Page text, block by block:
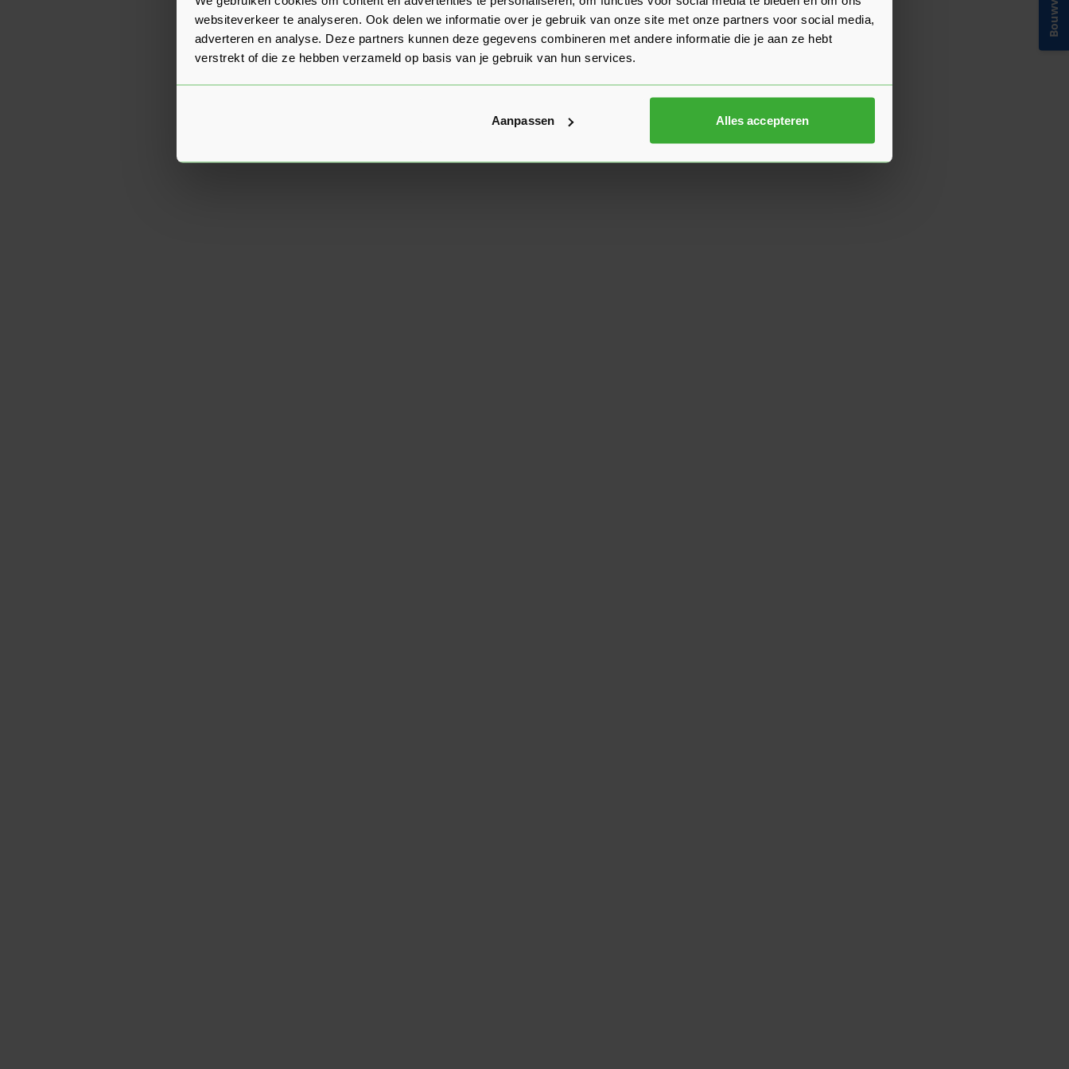
websiteverkeer te analyseren. Ook delen we informatie over je gebruik van onze site met onze partners voor social media,
adverteren en analyse. Deze partners kunnen deze gegevens combineren met andere informatie die je aan ze hebt
verstrekt of die ze hebben verzameld op basis van je gebruik van hun services.
Aanpassen Alles accepteren